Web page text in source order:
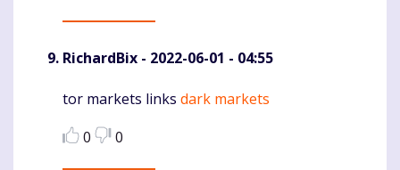
RichardBix - 2022-06-01 - 04:55
Komentaras
tor markets links dark markets
0
0